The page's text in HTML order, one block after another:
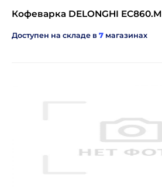
Кофеварка DELONGHI EC860.M
Доступен на складе в 7 магазинах